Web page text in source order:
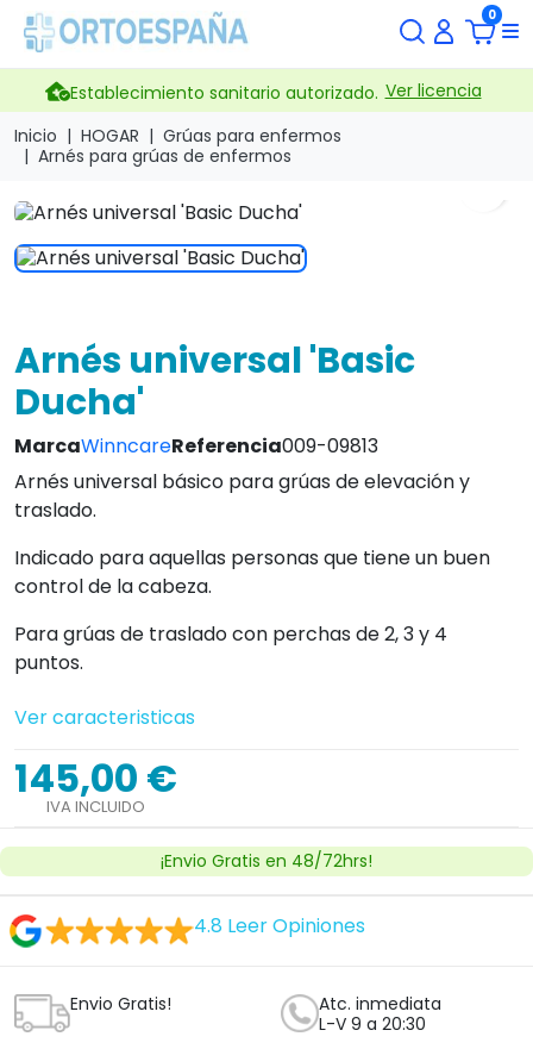
0
Establecimiento sanitario autorizado. Ver licencia
Inicio
HOGAR
Grúas para enfermos
Arnés para grúas de enfermos
Arnés universal 'Basic
Ducha'
MarcaWinncareReferencia009-09813
Arnés universal básico para grúas de elevación y
traslado.
Indicado para aquellas personas que tiene un buen
control de la cabeza.
Para grúas de traslado con perchas de 2, 3 y 4
puntos.
Ver caracteristicas
145,00 €
IVA INCLUIDO
¡Envio Gratis en 48/72hrs!
4.8 Leer Opiniones
Envio Gratis!
Atc. inmediata
L-V 9 a 20:30